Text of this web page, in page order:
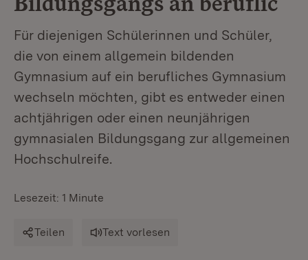
Für diejenigen Schülerinnen und Schüler,
die von einem allgemein bildenden
Gymnasium auf ein berufliches Gymnasium
wechseln möchten, gibt es entweder einen
achtjährigen oder einen neunjährigen
gymnasialen Bildungsgang zur allgemeinen
Hochschulreife.
Lesezeit: 1 Minute
Teilen Text vorlesen